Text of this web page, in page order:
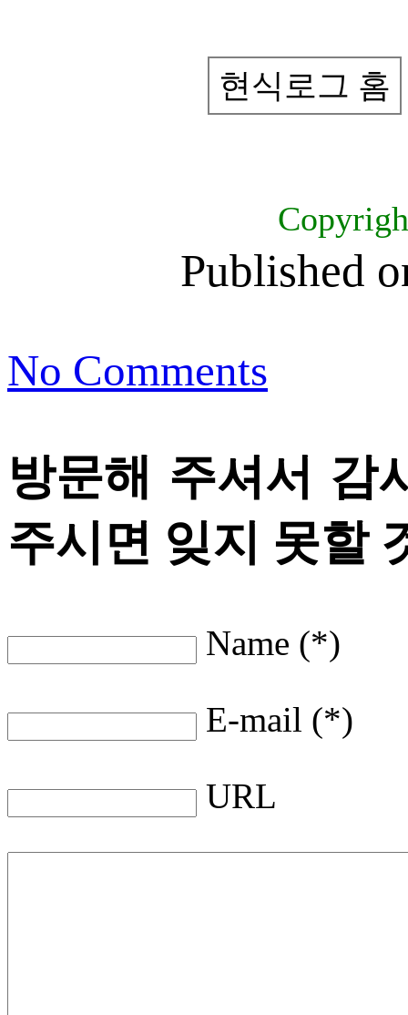
현식로그 홈
Published
No Comments
방문해 주셔서 감
주시면 잊지 못할
Name (*)
E-mail (*)
URL